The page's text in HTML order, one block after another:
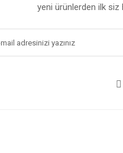
yeni ürünlerden ilk siz